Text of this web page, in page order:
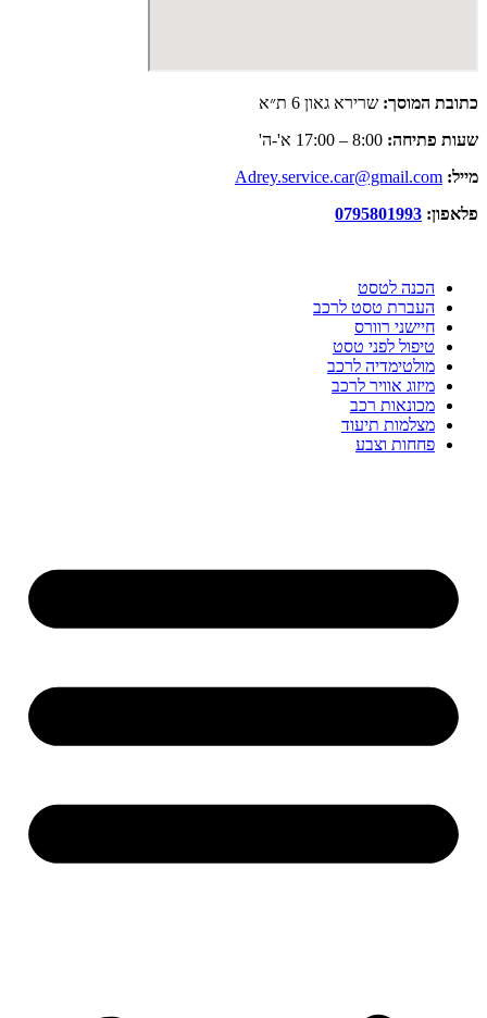
כתובת המוסך: שרירא גאון 6 ת״א
שעות פתיחה:
מייל: Adrey.service.car@gmail.com
פלאפון: 0795801993
הכנה לטסט
העברת טסט לרכב
חיישני רוורס
טיפול לפני טסט
מולטימדיה לרכב
מיזוג אוויר לרכב
מכונאות רכב
מצלמות תיעוד
פחחות וצבע